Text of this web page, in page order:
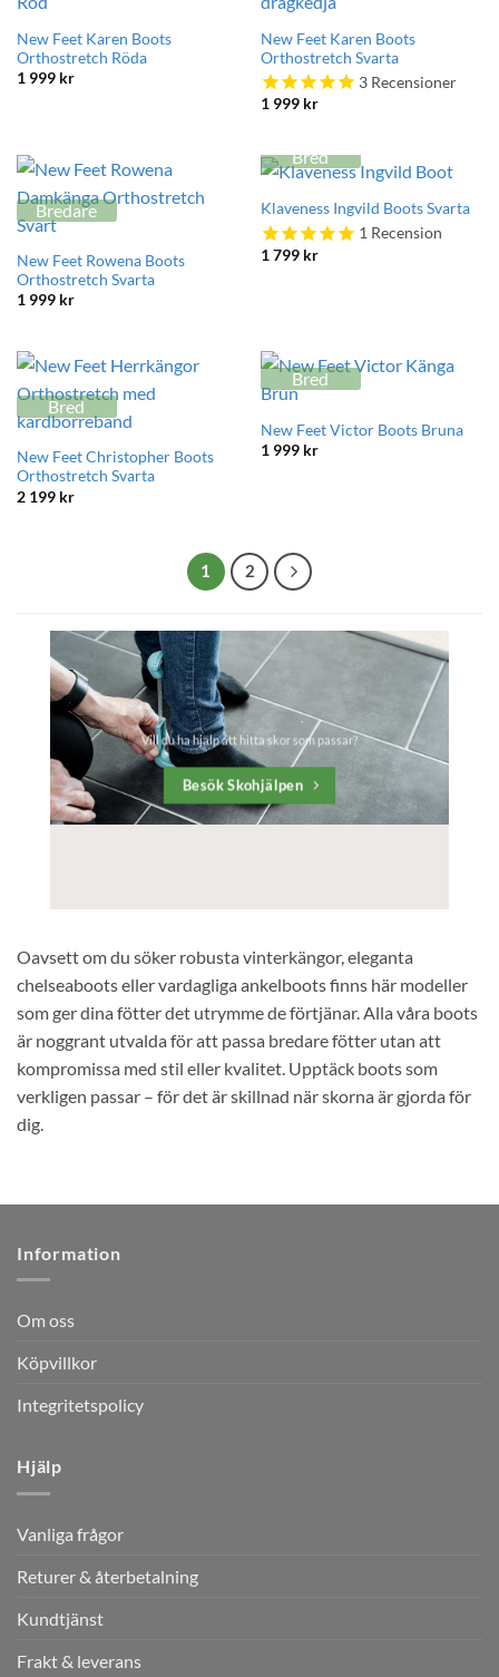
New Feet Karen Boots
Orthostretch Röda
1 999 kr
New Feet Karen Boots
Orthostretch Svarta
3Recensioner
1 999 kr
Bredare
New Feet Rowena Boots
Orthostretch Svarta
1 999 kr
Bred
Klaveness Ingvild Boots Svarta
1Recension
1 799 kr
Bred
New Feet Christopher Boots
Orthostretch Svarta
2 199 kr
Bred
New Feet Victor Boots Bruna
1 999 kr
1 2
Vill du ha hjälp att hitta skor som passar?
Besök Skohjälpen
Oavsett om du söker robusta vinterkängor, eleganta
chelseaboots eller vardagliga ankelboots finns här modeller
som ger dina fötter det utrymme de förtjänar. Alla våra boots
är noggrant utvalda för att passa bredare fötter utan att
kompromissa med stil eller kvalitet. Upptäck boots som
verkligen passar – för det är skillnad när skorna är gjorda för
dig.
Information
Om oss
Köpvillkor
Integritetspolicy
Hjälp
Vanliga frågor
Returer & återbetalning
Kundtjänst
Frakt & leverans